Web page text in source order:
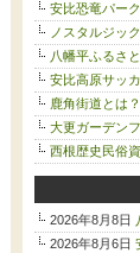
安比恐竜パーク
ノスタルジッ
八幡平ふるさ
安比高原サッ
鹿角街道とは？
大更ガーデン
西根歴史民俗
2026年8月8日
2026年8月6日